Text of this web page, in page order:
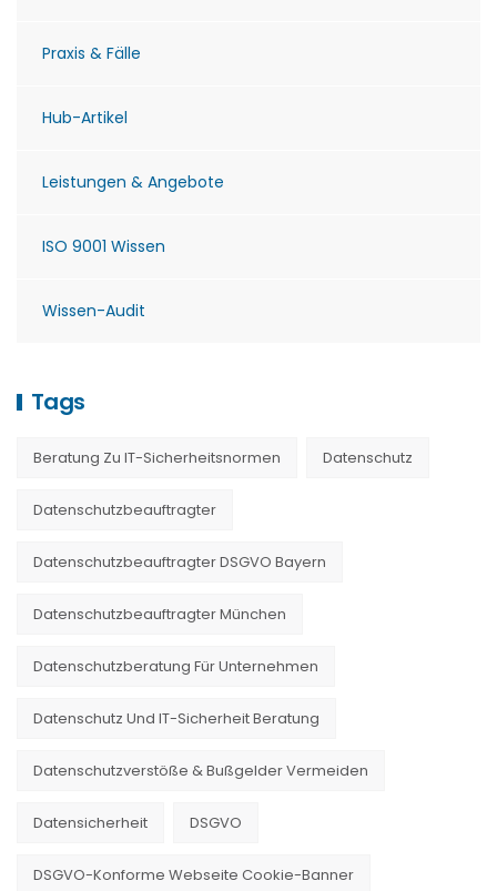
Praxis & Fälle
Hub-Artikel
Leistungen & Angebote
ISO 9001 Wissen
Wissen-Audit
Tags
Beratung Zu IT-Sicherheitsnormen Datenschutz
Datenschutzbeauftragter
Datenschutzbeauftragter DSGVO Bayern
Datenschutzbeauftragter München
Datenschutzberatung Für Unternehmen
Datenschutz Und IT-Sicherheit Beratung
Datenschutzverstöße & Bußgelder Vermeiden
Datensicherheit DSGVO
DSGVO-Konforme Webseite Cookie-Banner